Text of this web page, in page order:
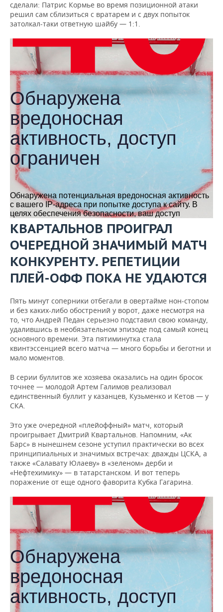
сделали: Патрис Кормье во время позиционной атаки
решил сам сблизиться с вратарем и с двух попыток
затолкал-таки ответную шайбу — 1:1.
КВАРТАЛЬНОВ ПРОИГРАЛ
ОЧЕРЕДНОЙ ЗНАЧИМЫЙ МАТЧ
КОНКУРЕНТУ. РЕПЕТИЦИИ
ПЛЕЙ-ОФФ ПОКА НЕ УДАЮТСЯ
Пять минут соперники отбегали в овертайме нон-стопом
и без каких-либо обострений у ворот, даже несмотря на
то, что Андрей Педан серьезно подставил свою команду,
удалившись в необязательном эпизоде под самый конец
основного времени. Эта пятиминутка стала
квинтэссенцией всего матча — много борьбы и беготни и
мало моментов.
В серии буллитов же хозяева оказались на один бросок
точнее — молодой Артем Галимов реализовал
единственный буллит у казанцев, Кузьменко и Кетов — у
СКА.
Это уже очередной «плейоффный» матч, который
проигрывает Дмитрий Квартальнов. Напомним, «Ак
Барс» в нынешнем сезоне уступил практически во всех
принципиальных и значимых встречах: дважды ЦСКА, а
также «Салавату Юлаеву» в «зеленом» дерби и
«Нефтехимику» — в татарстанском. И вот теперь
поражение от еще одного фаворита Кубка Гагарина.